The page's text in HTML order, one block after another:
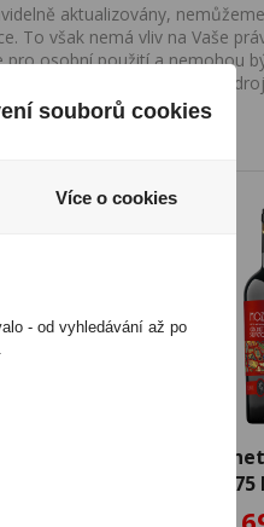
aktualizovány,
To však nemá vliv na Vaše
osobní použití a nemohou
ani bez řádného uvedení
souborů cookies
Více o cookies
- od vyhledávání až po